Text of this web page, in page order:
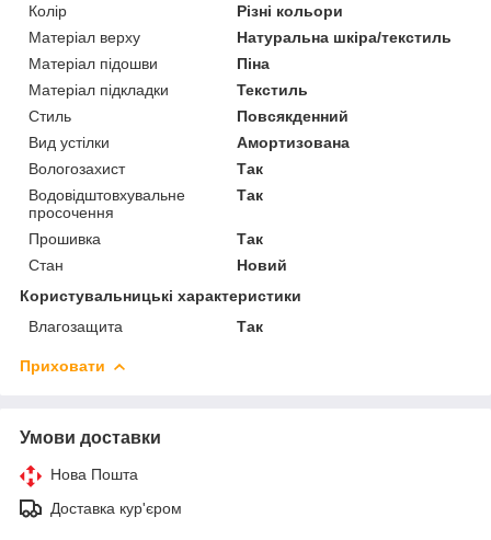
Колір
Різні кольори
Матеріал верху
Натуральна шкіра/текстиль
Матеріал підошви
Піна
Матеріал підкладки
Текстиль
Стиль
Повсякденний
Вид устілки
Амортизована
Вологозахист
Так
Водовідштовхувальне
просочення
Так
Прошивка
Так
Стан
Новий
Користувальницькі характеристики
Влагозащита
Так
Приховати
Умови доставки
Нова Пошта
Доставка кур'єром